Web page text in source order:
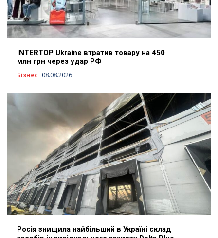
INTERTOP Ukraine втратив товару на 450
млн грн через удар РФ
Бізнес 08.08.2026
Росія знищила найбільший в Україні склад